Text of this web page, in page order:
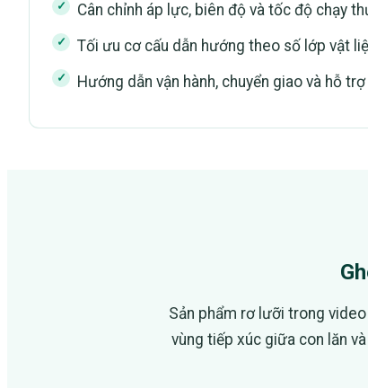
Cân chỉnh áp lực, biên độ và tốc độ chạy
Tối ưu cơ cấu dẫn hướng theo số lớp vật
Hướng dẫn vận hành, chuyển giao và hỗ
Sản phẩm rơ lưỡi trong
vùng tiếp xúc giữa con lăn